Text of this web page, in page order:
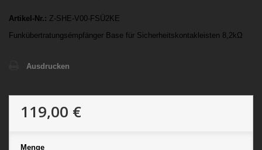
Artikel-Nr.: Z-SHE-V00-FSÜ2KE
Funkübertratungsémpfänger Base für Sicherheitskontakleisten 8,2kΩ
Ausdrucken
119,00 €
Menge